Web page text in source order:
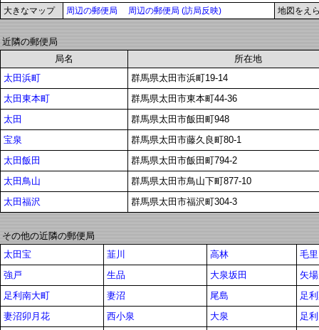
大きなマップ 周辺の郵便局 周辺の郵便局 (訪局反映) 地図をえ
近隣の郵便局
局名
所在地
太田浜町
群馬県太田市浜町19-14
太田東本町
群馬県太田市東本町44-36
太田
群馬県太田市飯田町948
宝泉
群馬県太田市藤久良町80-1
太田飯田
群馬県太田市飯田町794-2
太田鳥山
群馬県太田市鳥山下町877-10
太田福沢
群馬県太田市福沢町304-3
その他の近隣の郵便局
太田宝
韮川 高林
毛
強戸
生品 大泉坂田
矢
足利南大町
妻沼 尾島
足
妻沼卯月花
西小泉 大泉
足